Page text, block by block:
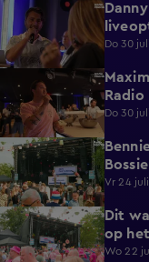
0:49
Do 30
Radio
Do 30
3:08
Vr 24
1:01
Dit
op
Wo 22